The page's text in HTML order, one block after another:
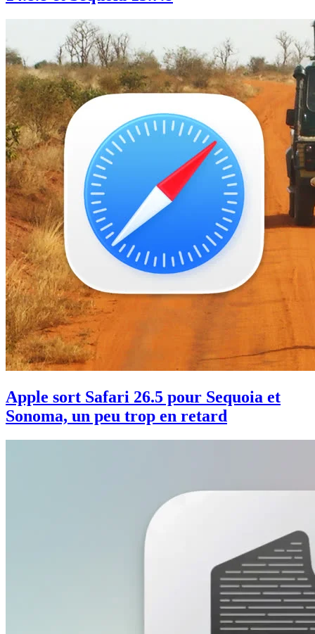
Apple sort Safari 26.5 pour Sequoia et
Sonoma, un peu trop en retard